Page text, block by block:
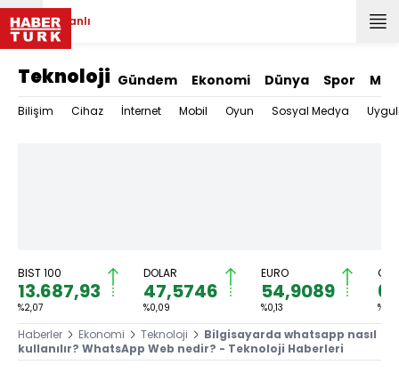
Canlı
Teknoloji Gündem Ekonomi Dünya Spor
Bilişim Cihaz İnternet Mobil Oyun Sosyal Medya
BIST 100
13.687,93
%2,07
DOLAR
47,5746
%0,09
EURO
54,9089
%0,13 %1,39
Haberler Ekonomi Teknoloji
Bilgisayarda whatsapp nasıl
kullanılır? WhatsApp Web nedir? - Teknoloji Haberleri